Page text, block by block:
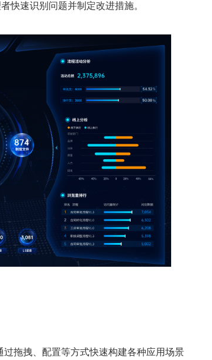
快速识别问题并制定改进措施。
拖拽、配置等方式快速构建各种应用场景